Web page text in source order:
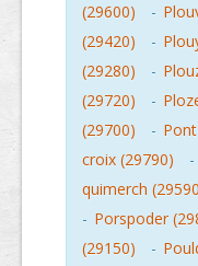
(29600)
-
(29420)
-
(29280)
-
(29720)
-
(29700)
-
croix (29790)
-
quimerch
- Porspoder
(29150)
-